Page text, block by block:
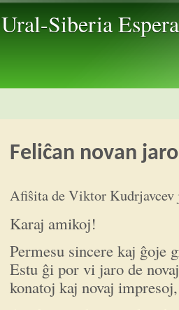
Ural-Siberia
Feliĉan novan
Afiŝita deViktor Kudrjavcev
Karaj amikoj!
Permesu sincere kaj ĝoje
Estu ĝi por vi jaro de
konatoj kaj novaj